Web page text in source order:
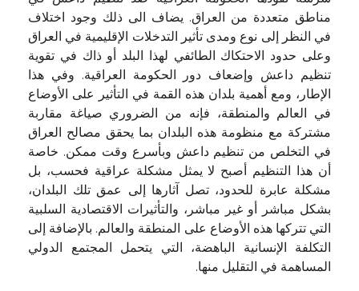
مناطق متعددة من العراق. يضاف الى ذلك وجود اختلاف
في النظر إلى نوع ومدى تأثير التدخلات الإقليمية في العراق
وعلى حدود الاحتكاك الطائفي لهذا البلد أو ذاك في تقوية
تنظيم داعش وإضعاف دور الحكومة العراقية. وفي هذا
الإطار، ومع أهمية بلدان هذه القمة في التأثير على الأوضاع
في العالم والمنطقة، فإنه من الضروري صياغة مقاربة
مشتركة مع منظومة هذه البلدان بما يحقق مصالح العراق
في التخلص من تنظيم داعش وبأسرع وقت ممكن. خاصة
أن هذا التنظيم أصبح لا يمثل مشكلة عراقية فحسب، بل
مشكلة عابرة للحدود، تصل آثارها إلى عمق تلك البلدان،
بشكل مباشر أو غير مباشر، والتأثيرات الاقتصادية السلبية
التي تتركها هذه الأوضاع على المنطقة والعالم. بالإضافة إلى
التكلفة الإنسانية الباهضة، التي يتحمل المجتمع الدولي
المساهمة في التقليل منها.